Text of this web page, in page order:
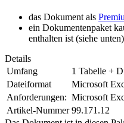
das Dokument als
ein Dokumentenpaket
enthalten ist (siehe
Details
Umfang
1 Tabelle +
Dateiformat
Microsoft
Anforderungen: Microsoft
Artikel-Nummer 99.171.12